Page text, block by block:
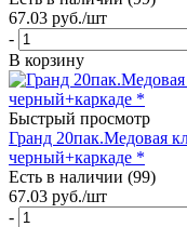
67.03 руб./шт
-
В корзину
Быстрый просмотр
Гранд 20пак.Медовая
черный+каркаде *
Есть в наличии (99)
67.03 руб./шт
-